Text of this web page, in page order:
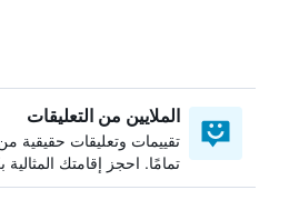
الملايين من التعليقات
تقييمات وتعليقات حقيقية
تمامًا. احجز إقامتك